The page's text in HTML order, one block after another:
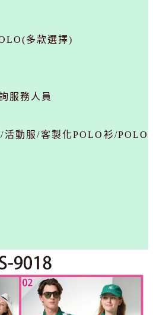
多款選擇)
服務人員
動服/客製化POLO衫/POLO